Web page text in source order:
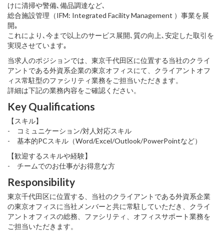
けに清掃や警備､備品調達など､
総合施設管理（IFM: Integrated Facility Management ）事業を展
開｡
これにより､今まで以上のサービス展開､質の向上､安定した取引を
実現させています｡
当求人のポジションでは、東京千代田区に位置する当社のクライ
アントである外資系企業の東京オフィスにて、クライアントオフ
ィス常駐型のファシリティ業務をご担当いただきます。
詳細は下記の業務内容をご確認ください。
Key Qualifications
【スキル】
- コミュニケーション/対人対応スキル
- 基本的PCスキル（Word/Excel/Outlook/PowerPointなど）
【歓迎するスキルや経験】
- チームでのお仕事がお得意な方
Responsibility
東京千代田区に位置する、当社のクライアントである外資系企業
の東京オフィスに当社メンバーと共に常駐していただき、クライ
アントオフィスの総務、ファシリティ、オフィスサポート業務を
ご担当いただきます。